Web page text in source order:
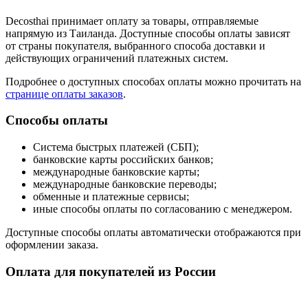
Decosthai принимает оплату за товары, отправляемые
напрямую из Таиланда. Доступные способы оплаты зависят
от страны покупателя, выбранного способа доставки и
действующих ограничений платежных систем.
Подробнее о доступных способах оплаты можно прочитать на
странице оплаты заказов.
Способы оплаты
Система быстрых платежей (СБП);
банковские карты российских банков;
международные банковские карты;
международные банковские переводы;
обменные и платежные сервисы;
иные способы оплаты по согласованию с менеджером.
Доступные способы оплаты автоматически отображаются при
оформлении заказа.
Оплата для покупателей из России